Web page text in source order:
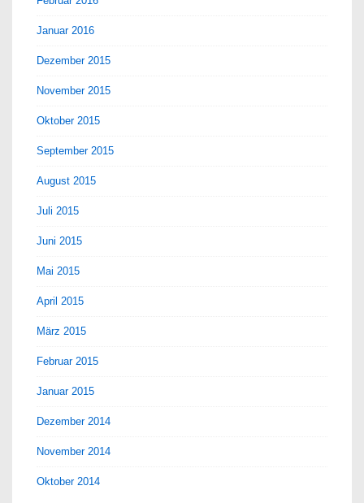
Januar 2016
Dezember 2015
November 2015
Oktober 2015
September 2015
August 2015
Juli 2015
Juni 2015
Mai 2015
April 2015
März 2015
Februar 2015
Januar 2015
Dezember 2014
November 2014
Oktober 2014